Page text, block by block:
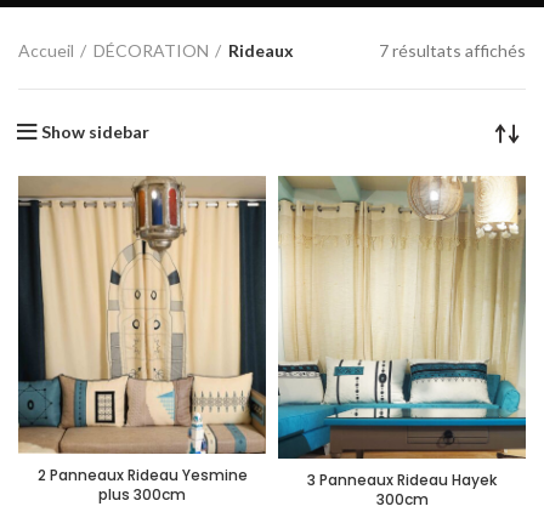
Accueil DÉCORATION Rideaux 7 résultats affichés
Show sidebar
2 Panneaux Rideau Yesmine
plus 300cm
3 Panneaux Rideau Hayek
300cm